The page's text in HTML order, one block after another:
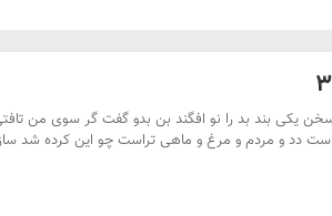
یکی بند بد را نو افگند بن بدو گفت گر سوی من
دد و مردم و مرغ و ماهی تراست چو این کرده شد